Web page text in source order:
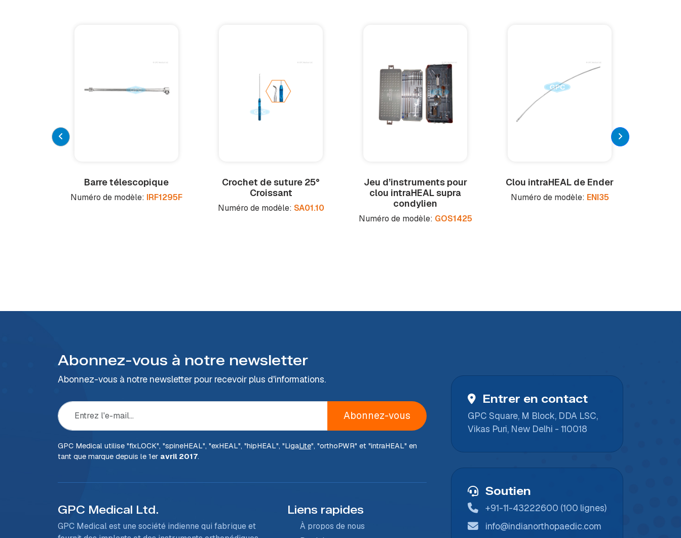
Barre télescopique
Numéro de modèle: IRF1295F
Crochet de suture 25°
Croissant
Numéro de modèle: SA01.10
Jeu d’instruments pour
clou intraHEALsupra
condylien
Numéro de modèle: GOS1425
Clou intraHEAL de Ender
Numéro de modèle: ENI35
Abonnez-vous à notre newsletter
Abonnez-vous à notre newsletter pour recevoir plus d'informations.
Abonnez-vous
GPC Medical utilise "fixLOCK", "spineHEAL", "exHEAL", "hipHEAL", "LigaLite", "orthoPWR" et "intraHEAL" en
tant que marque depuis le 1er avril 2017.
GPC Medical Ltd.
GPC Medical est une société indienne qui fabrique et
Liens rapides
À propos de nous
Entrer en contact
GPC Square, M Block, DDA LSC,
Vikas Puri, New Delhi - 110018
Soutien
+91-11-43222600 (100 lignes)
info@indianorthopaedic.com